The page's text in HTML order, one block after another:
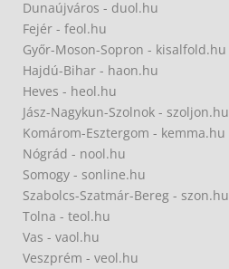
Dunaújváros - duol.hu
Fejér - feol.hu
Győr-Moson-Sopron - kisalfold.hu
Hajdú-Bihar - haon.hu
Heves - heol.hu
Jász-Nagykun-Szolnok - szoljon.hu
Komárom-Esztergom - kemma.hu
Nógrád - nool.hu
Somogy - sonline.hu
Szabolcs-Szatmár-Bereg - szon.hu
Tolna - teol.hu
Vas - vaol.hu
Veszprém - veol.hu